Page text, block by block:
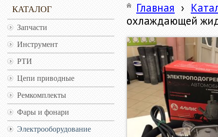
КАТАЛОГ
Запчасти
Инструмент
РТИ
Цепи приводные
Ремкомплекты
Фары и фонари
Электрооборудование
Главная ›
охлаждающей